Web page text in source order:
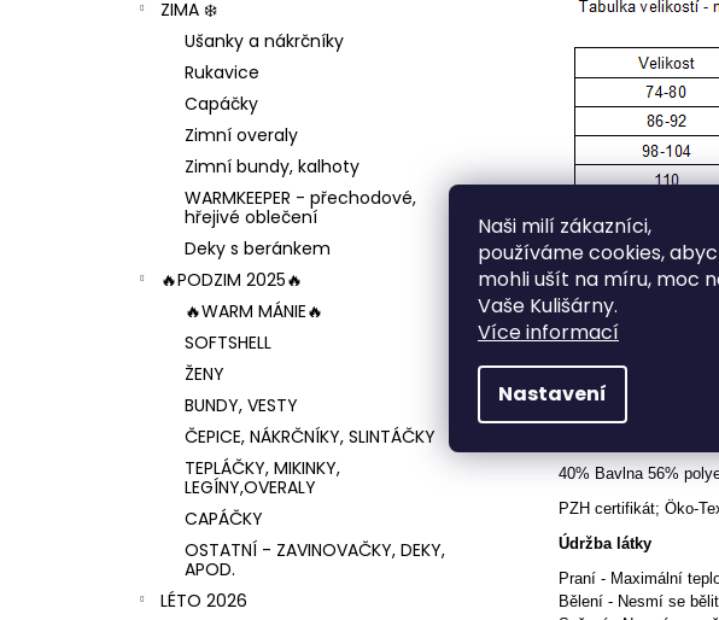
Naši milí zákazníci,
používáme cookies,
mohli ušít na míru, moc
Vaše Kulišárny.
Více informací
Nastavení
ZIMA ❄️
Ušanky a nákrčníky
Rukavice
Capáčky
Zimní overaly
Zimní bundy, kalhoty
WARMKEEPER - přechodové,
hřejivé oblečení
Deky s beránkem
🔥PODZIM 2025🔥
🔥WARM MÁNIE🔥
SOFTSHELL
ŽENY
BUNDY, VESTY
ČEPICE, NÁKRČNÍKY, SLINTÁČKY
TEPLÁČKY, MIKINKY,
LEGÍNY,OVERALY
CAPÁČKY
OSTATNÍ - ZAVINOVAČKY, DEKY,
APOD.
LÉTO 2026
Tabulky velikostí
40% Bavlna 56%
PZH certifikát; Öko-
Údržba látky
Praní - Maximální
Bělení - Nesmí se bělit